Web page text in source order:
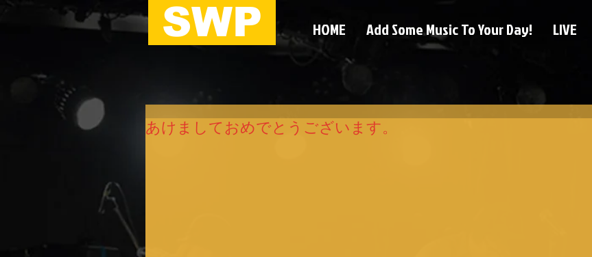
SWP
あけましておめでとうございます。
HOME Add Some Music To Your Day! LIVE